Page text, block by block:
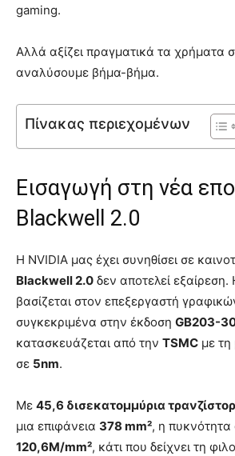
gaming.
Αλλά αξίζει πραγματικά τα χρήματα
αναλύσουμε βήμα-βήμα.
Πίνακας περιεχομένων
Εισαγωγή στη νέα
Blackwell 2.0
Η NVIDIA μας έχει συνηθίσει σε
Blackwell 2.0 δεν αποτελεί
βασίζεται στον επεξεργαστή
συγκεκριμένα στην έκδοση GB203-
κατασκευάζεται από την TSMC με τη
σε 5nm.
Με 45,6 δισεκατομμύρια τρανζίστορ
μια επιφάνεια 378 mm², η πυκνότητα
120,6M/mm², κάτι που δείχνει τη